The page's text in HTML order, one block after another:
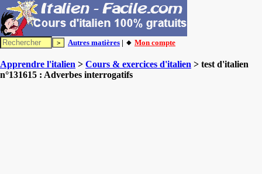
Autres matières | 🔸 Mon compte
Apprendre l'italien > Cours & exercices d'italien > test d'italien
n°131615 : Adverbes interrogatifs